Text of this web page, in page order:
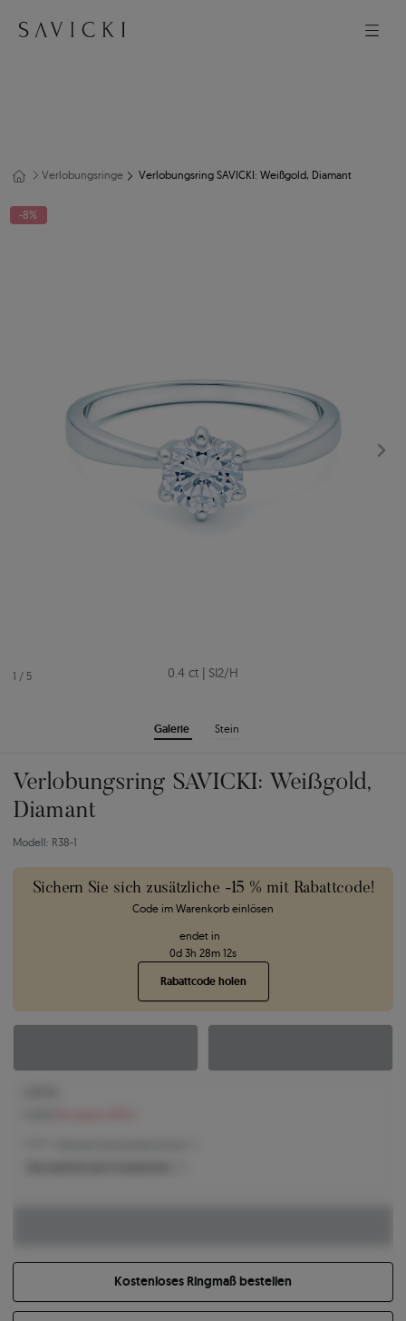
Verlobungsringe Verlobungsring SAVICKI: Weißgold, Diamant
1 / 5
Galerie Stein
-8%
0.4 ct | SI2/H
Verlobungsring SAVICKI: Weißgold,
Diamant
Modell: R38-1
Sichern Sie sich zusätzliche -15 % mit Rabattcode!
Code im Warenkorb einlösen
endet in
0d 3h 28m 11s
Rabattcode holen
Kostenloses Ringmaß bestellen